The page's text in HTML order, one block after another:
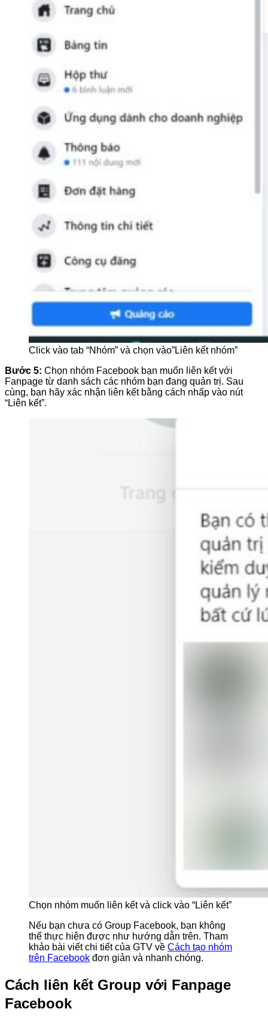
Click vào tab “Nhóm” và chọn vào”Liên kết nhóm”
Bước 5: Chọn nhóm Facebook bạn muốn liên kết với
Fanpage từ danh sách các nhóm bạn đang quản trị. Sau
cùng, bạn hãy xác nhận liên kết bằng cách nhấp vào nút
“Liên kết”.
Chọn nhóm muốn liên kết và click vào “Liên kết”
Nếu bạn chưa có Group Facebook, bạn không
thể thực hiện được như hướng dẫn trên. Tham
khảo bài viết chi tiết của GTV về Cách tạo nhóm
trên Facebook đơn giản và nhanh chóng.
Cách liên kết Group với Fanpage
Facebook